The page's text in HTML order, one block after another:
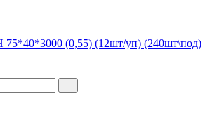
(0,55) (12шт/уп) (240шт\под)